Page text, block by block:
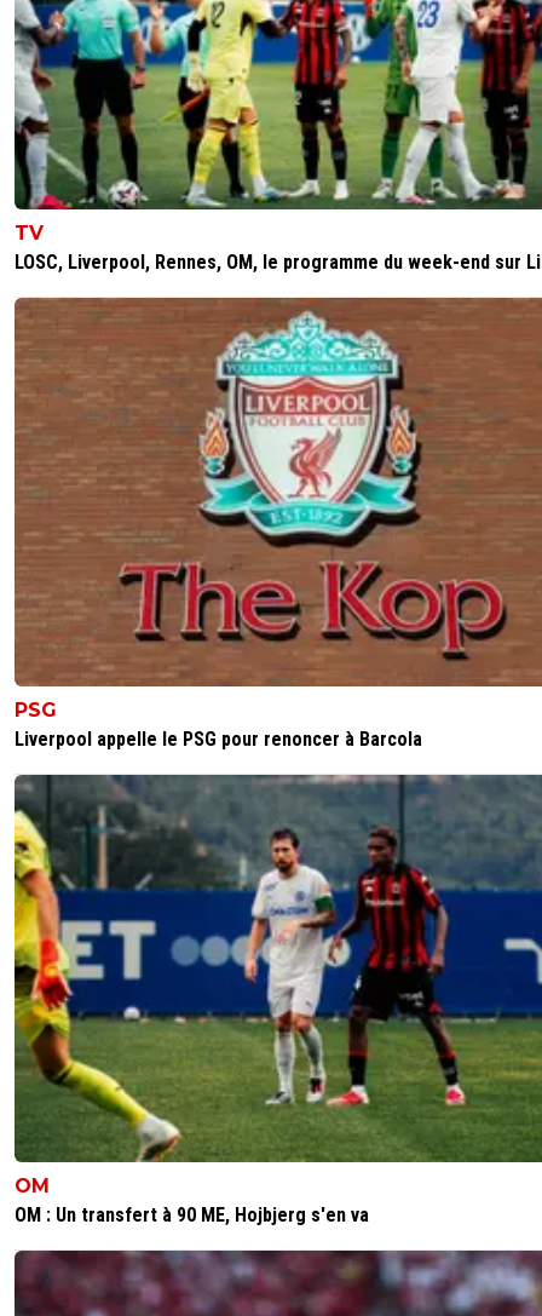
TV
LOSC, Liverpool, Rennes, OM, le programme du week-end sur
PSG
Liverpool appelle le PSG pour renoncer à Barcola
OM
OM : Un transfert à 90 ME, Hojbjerg s'en va